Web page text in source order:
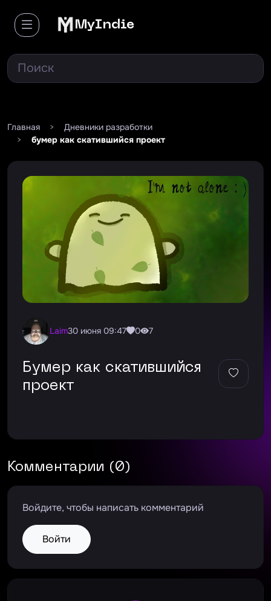
MyIndie
Главная >
Дневники разработки
>
бумер как скатившийся проект
laim30 июня 09:47 0 7
бумер как скатившийся
проект
Комментарии (0)
Войдите, чтобы написать комментарий
Войти